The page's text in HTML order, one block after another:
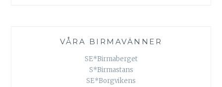
VÅRA BIRMAVÄNNER
SE*Birmaberget
S*Birmastans
SE*Borgvikens